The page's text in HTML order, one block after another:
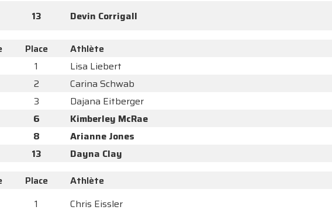
13 Devin Corrigall
Place Athlète
1 Lisa Liebert
2 Carina Schwab
3 Dajana Eitberger
6 Kimberley McRae
8 Arianne Jones
13 Dayna Clay
Place Athlète
1 Chris Eissler